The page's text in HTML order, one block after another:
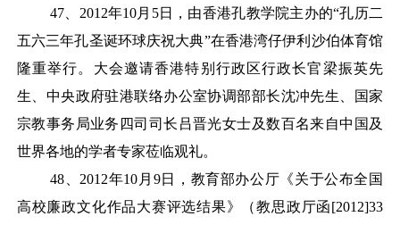
47、 2012年10月5日，由香港孔教学院主办的“孔历二
五六三年孔圣诞环球庆祝大典”在香港湾仔伊利沙伯体育馆
隆重举行。大会邀请香港特别行政区行政长官梁振英先
生、中央政府驻港联络办公室协调部部长沈冲先生、国家
宗教事务局业务四司司长吕晋光女士及数百名来自中国及
世界各地的学者专家莅临观礼。
48、 2012年10月9日，教育部办公厅《关于公布全国
高校廉政文化作品大赛评选结果》（教思政厅函[2012]33